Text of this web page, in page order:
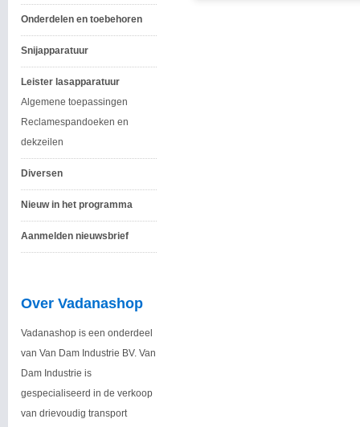
Onderdelen en toebehoren
Snijapparatuur
Leister lasapparatuur
Algemene toepassingen
Reclamespandoeken en
dekzeilen
Diversen
Nieuw in het programma
Aanmelden nieuwsbrief
Over Vadanashop
Vadanashop is een onderdeel
van Van Dam Industrie BV. Van
Dam Industrie is
gespecialiseerd in de verkoop
van drievoudig transport